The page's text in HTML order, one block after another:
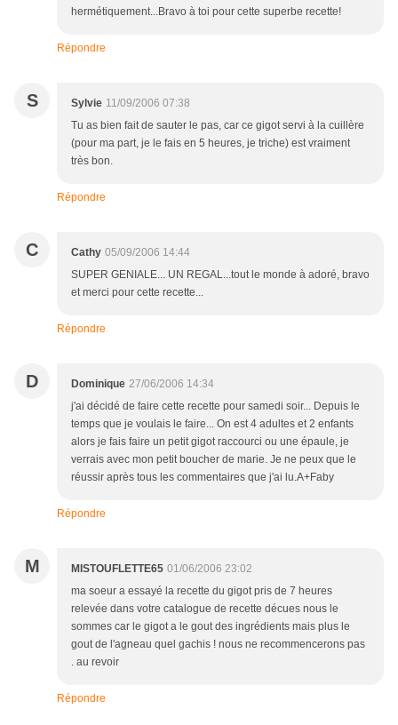
hermétiquement...Bravo à toi pour cette superbe recette!
Répondre
S Sylvie 11/09/2006 07:38
Tu as bien fait de sauter le pas, car ce gigot servi à la cuillère
(pour ma part, je le fais en 5 heures, je triche) est vraiment
très bon.
Répondre
C Cathy 05/09/2006 14:44
SUPER GENIALE... UN REGAL...tout le monde à adoré, bravo
et merci pour cette recette...
Répondre
D Dominique 27/06/2006 14:34
j'ai décidé de faire cette recette pour samedi soir... Depuis le
temps que je voulais le faire... On est 4 adultes et 2 enfants
alors je fais faire un petit gigot raccourci ou une épaule, je
verrais avec mon petit boucher de marie. Je ne peux que le
réussir après tous les commentaires que j'ai lu.A+Faby
Répondre
M MISTOUFLETTE65 01/06/2006 23:02
ma soeur a essayé la recette du gigot pris de 7 heures
relevée dans votre catalogue de recette décues nous le
sommes car le gigot a le gout des ingrédients mais plus le
gout de l'agneau quel gachis ! nous ne recommencerons pas
. au revoir
Répondre